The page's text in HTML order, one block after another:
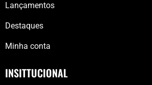
Lançamentos
Destaques
Minha conta
INSITTUCIONAL